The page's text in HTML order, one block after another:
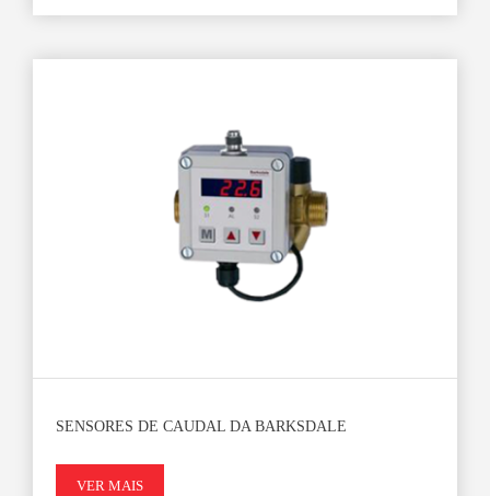
SENSORES DE CAUDAL DA BARKSDALE
VER MAIS